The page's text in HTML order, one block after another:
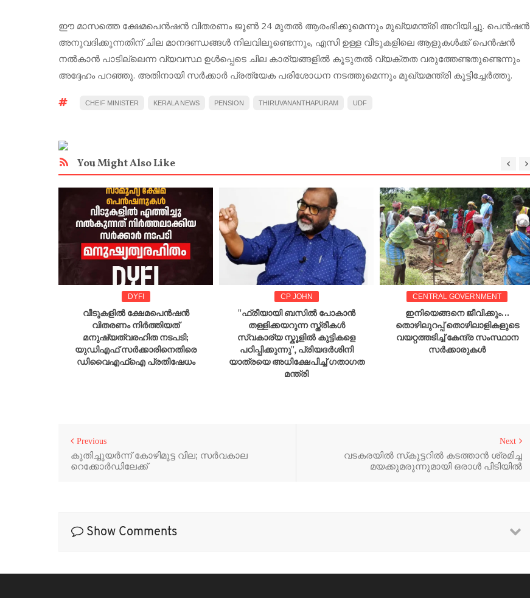
ഈ മാസത്തെ ക്ഷേമപെൻഷൻ വിതരണം ജൂൺ 24 മുതൽ ആരംഭിക്കുമെന്നും മുഖ്യമന്ത്രി അറിയിച്ചു. പെൻഷൻ
അനുവദിക്കുന്നതിന് ചില മാനദണ്ഡങ്ങൾ നിലവിലുണ്ടെന്നും, എസി ഉള്ള വീടുകളിലെ ആളുകൾക്ക് പെൻഷൻ
നൽകാൻ പാടില്ലെന്ന വ്യവസ്ഥ ഉൾപ്പെടെ ചില കാര്യങ്ങളിൽ കൂടുതൽ വ്യക്തത വരുത്തേണ്ടതുണ്ടെന്നും
അദ്ദേഹം പറഞ്ഞു. അതിനായി സർക്കാർ പ്രത്യേക പരിശോധന നടത്തുമെന്നും മുഖ്യമന്ത്രി കൂട്ടിച്ചേർത്തു.
CHEIF MINISTER KERALA NEWS PENSION THIRUVANANTHAPURAM UDF
You Might Also Like
DYFI
വീടുകളിൽ ക്ഷേമപെൻഷൻ
വിതരണം നിർത്തിയത്
മനുഷ്യത്വരഹിത നടപടി;
യുഡിഎഫ് സർക്കാരിനെതിരെ
ഡിവൈഎഫ്ഐ പ്രതിഷേധം
CP JOHN
''ഫ്രീയായി ബസിൽ പോകാൻ
തള്ളിക്കയറുന്ന സ്ത്രീകൾ
സ്വകാര്യ സ്കൂളിൽ കുട്ടികളെ
പഠിപ്പിക്കുന്നു'', പ്രിയദർശിനി
യാത്രയെ അധിക്ഷേപിച്ച് ഗതാഗത
മന്ത്രി
CENTRAL GOVERNMENT
ഇനിയെങ്ങനെ ജീവിക്കും…
തൊഴിലുറപ്പ് തൊഴിലാളികളുടെ
വയറ്റത്തടിച്ച് കേന്ദ്ര സംസ്ഥാന
സർക്കാരുകൾ
Next
വടകരയിൽ സ്‌കൂട്ടറിൽ കടത്താൻ ശ്രമിച്ച
മയക്കുമരുന്നുമായി ഒരാൾ പിടിയിൽ
Previous
കുതിച്ചുയർന്ന് കോഴിമുട്ട വില; സർവകാല
റെക്കോർഡിലേക്ക്
Show Comments